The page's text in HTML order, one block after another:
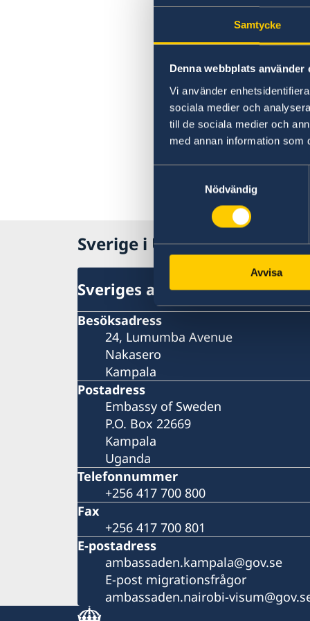
Samtycke
Denna webbplats använder
Vi använder
sociala medier och
till de sociala medier och
med annan information som
Nödvändig
Avvisa
Sverige i Uganda
Sveriges ambassad
Besöksadress
24, Lumumba Avenue
Nakasero
Kampala
Postadress
Embassy of Sweden
P.O. Box 22669
Kampala
Uganda
Telefonnummer
+256 417 700 800
Fax
+256 417 700 801
E-postadress
ambassaden.kampala@gov.se
E-post migrationsfrågor
ambassaden.nairobi-